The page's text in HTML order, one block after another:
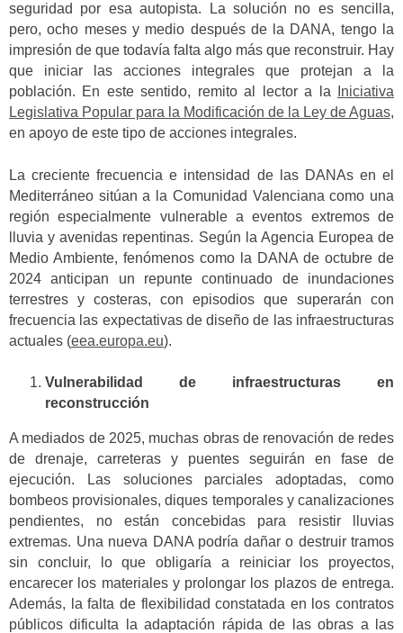
seguridad por esa autopista. La solución no es sencilla,
pero, ocho meses y medio después de la DANA, tengo la
impresión de que todavía falta algo más que reconstruir. Hay
que iniciar las acciones integrales que protejan a la
población. En este sentido, remito al lector a la
Iniciativa
Legislativa Popular para la Modificación de la Ley de Aguas,
en apoyo de este tipo de acciones integrales.
La creciente frecuencia e intensidad de las DANAs en el
Mediterráneo sitúan a la Comunidad Valenciana como una
región especialmente vulnerable a eventos extremos de
lluvia y avenidas repentinas. Según la Agencia Europea de
Medio Ambiente, fenómenos como la DANA de octubre de
2024 anticipan un repunte continuado de inundaciones
terrestres y costeras, con episodios que superarán con
frecuencia las expectativas de diseño de las infraestructuras
actuales (eea.europa.eu).
Vulnerabilidad de infraestructuras en
reconstrucción
A mediados de 2025, muchas obras de renovación de redes
de drenaje, carreteras y puentes seguirán en fase de
ejecución. Las soluciones parciales adoptadas, como
bombeos provisionales, diques temporales y canalizaciones
pendientes, no están concebidas para resistir lluvias
extremas. Una nueva DANA podría dañar o destruir tramos
sin concluir, lo que obligaría a reiniciar los proyectos,
encarecer los materiales y prolongar los plazos de entrega.
Además, la falta de flexibilidad constatada en los contratos
públicos dificulta la adaptación rápida de las obras a las